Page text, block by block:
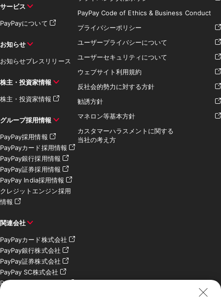
サービス
PayPayについて
お知らせ
お知らせプレスリリース
株主・投資家情報
株主・投資家情報
グループ採用情報
PayPay採用情報
PayPayカード採用情報
PayPay銀行採用情報
PayPay証券採用情報
PayPay India採用情報
クレジットエンジン採用
情報
関連会社
PayPayカード株式会社
PayPay銀行株式会社
PayPay証券株式会社
PayPay SC株式会社
PayPay India Pvt. Ltd.
PayPay Code of Ethics & Business Conduct
プライバシーポリシー
ユーザープライバシーについて
ユーザーセキュリティについて
ウェブサイト利用規約
反社会的勢力に対する方針
勧誘方針
マネロン等基本方針
カスタマーハラスメントに関する
当社の考え方